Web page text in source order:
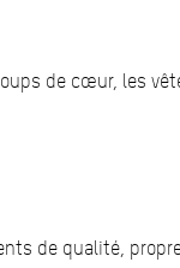
de cœur, les
de qualité,